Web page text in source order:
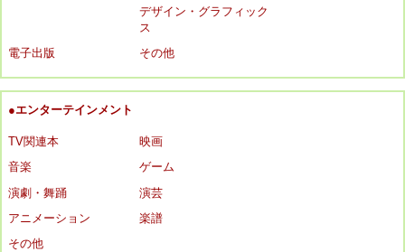
デザイン・グラフィック
ス
電子出版
その他
●エンターテインメント
TV関連本
映画
音楽
ゲーム
演劇・舞踊
演芸
アニメーション
楽譜
その他